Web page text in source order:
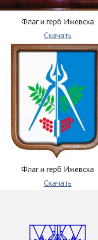
Флаг и герб Ижевска
Скачать
Флаг и герб Ижевска
Скачать